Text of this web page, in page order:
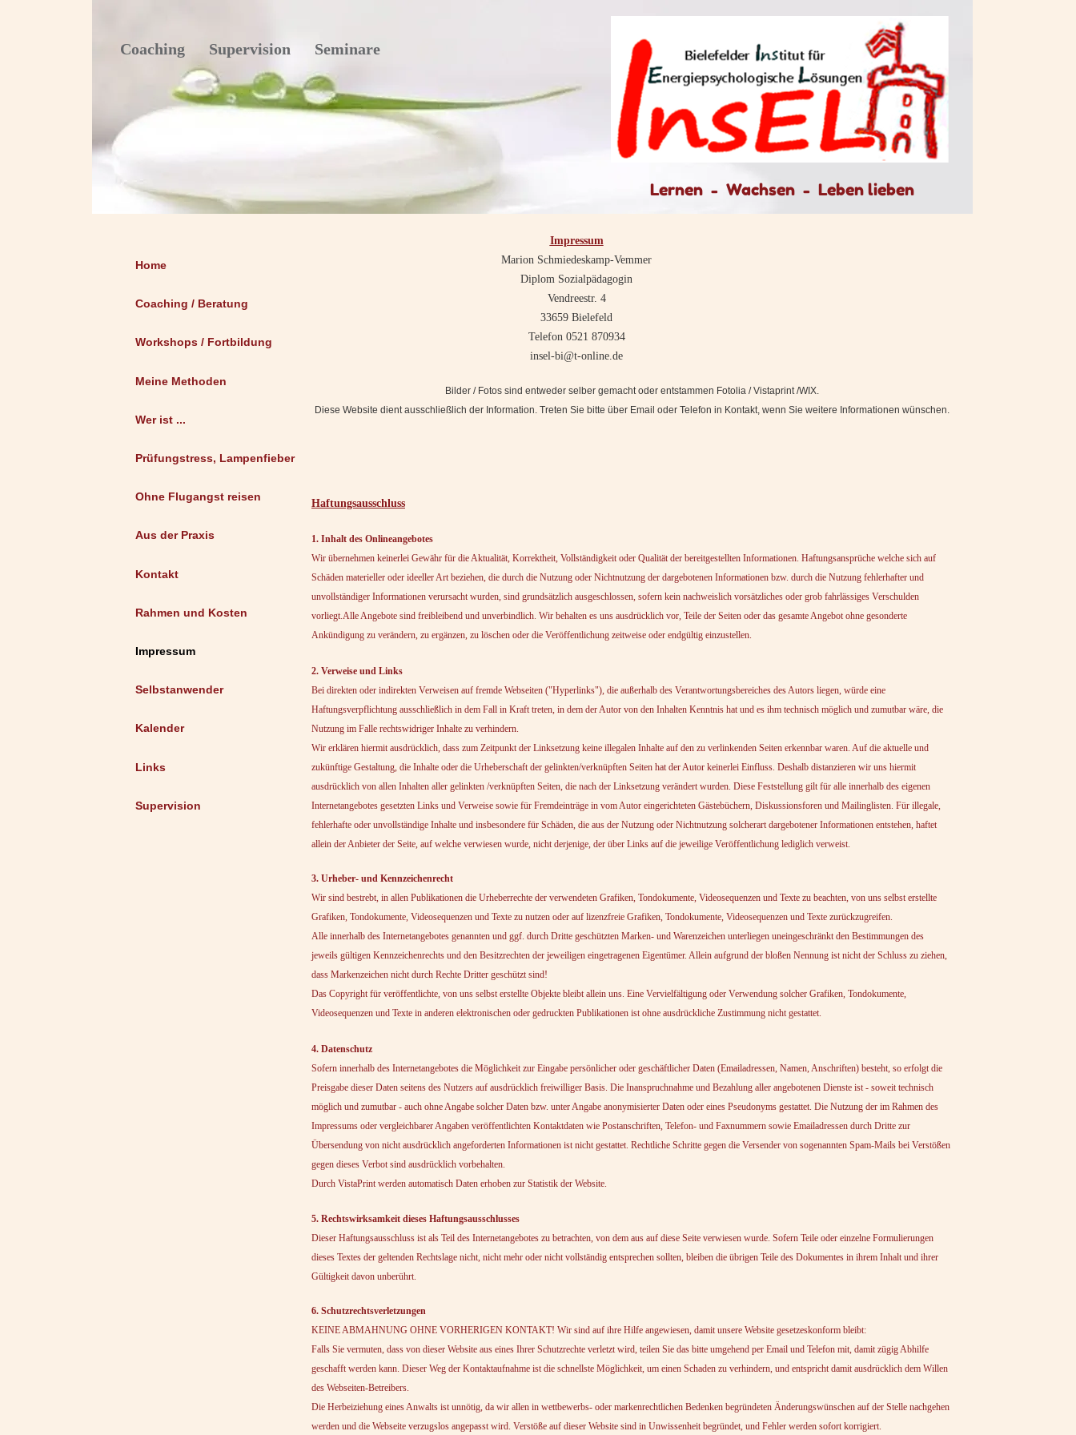
Coaching Supervision Seminare
Lernen - Wachsen - Leben lieben
Home
Coaching / Beratung
Workshops / Fortbildung
Meine Methoden
Wer ist ...
Prüfungstress, Lampenfieber
Ohne Flugangst reisen
Aus der Praxis
Kontakt
Rahmen und Kosten
Impressum
Selbstanwender
Kalender
Links
Supervision
Impressum
Marion Schmiedeskamp-Vemmer
Diplom Sozialpädagogin
Vendreestr. 4
33659 Bielefeld
Telefon 0521 870934
insel-bi@t-online.de
Bilder / Fotos sind entweder selber gemacht oder entstammen Fotolia / Vistaprint /WIX.
Diese Website dient ausschließlich der Information. Treten Sie bitte über Email oder Telefon in Kontakt, wenn Sie weitere Informationen wünschen.
Haftungsausschluss
1. Inhalt des Onlineangebotes
Wir übernehmen keinerlei Gewähr für die Aktualität, Korrektheit, Vollständigkeit oder Qualität der bereitgestellten Informationen. Haftungsansprüche welche sich auf
Schäden materieller oder ideeller Art beziehen, die durch die Nutzung oder Nichtnutzung der dargebotenen Informationen bzw. durch die Nutzung fehlerhafter und
unvollständiger Informationen verursacht wurden, sind grundsätzlich ausgeschlossen, sofern kein nachweislich vorsätzliches oder grob fahrlässiges Verschulden
vorliegt.Alle Angebote sind freibleibend und unverbindlich. Wir behalten es uns ausdrücklich vor, Teile der Seiten oder das gesamte Angebot ohne gesonderte
Ankündigung zu verändern, zu ergänzen, zu löschen oder die Veröffentlichung zeitweise oder endgültig einzustellen.
2. Verweise und Links
Bei direkten oder indirekten Verweisen auf fremde Webseiten ("Hyperlinks"), die außerhalb des Verantwortungsbereiches des Autors liegen, würde eine
Haftungsverpflichtung ausschließlich in dem Fall in Kraft treten, in dem der Autor von den Inhalten Kenntnis hat und es ihm technisch möglich und zumutbar wäre, die
Nutzung im Falle rechtswidriger Inhalte zu verhindern.
Wir erklären hiermit ausdrücklich, dass zum Zeitpunkt der Linksetzung keine illegalen Inhalte auf den zu verlinkenden Seiten erkennbar waren. Auf die aktuelle und
zukünftige Gestaltung, die Inhalte oder die Urheberschaft der gelinkten/verknüpften Seiten hat der Autor keinerlei Einfluss. Deshalb distanzieren wir uns hiermit
ausdrücklich von allen Inhalten aller gelinkten /verknüpften Seiten, die nach der Linksetzung verändert wurden. Diese Feststellung gilt für alle innerhalb des eigenen
Internetangebotes gesetzten Links und Verweise sowie für Fremdeinträge in vom Autor eingerichteten Gästebüchern, Diskussionsforen und Mailinglisten. Für illegale,
fehlerhafte oder unvollständige Inhalte und insbesondere für Schäden, die aus der Nutzung oder Nichtnutzung solcherart dargebotener Informationen entstehen, haftet
allein der Anbieter der Seite, auf welche verwiesen wurde, nicht derjenige, der über Links auf die jeweilige Veröffentlichung lediglich verweist.
3. Urheber- und Kennzeichenrecht
Wir sind bestrebt, in allen Publikationen die Urheberrechte der verwendeten Grafiken, Tondokumente, Videosequenzen und Texte zu beachten, von uns selbst erstellte
Grafiken, Tondokumente, Videosequenzen und Texte zu nutzen oder auf lizenzfreie Grafiken, Tondokumente, Videosequenzen und Texte zurückzugreifen.
Alle innerhalb des Internetangebotes genannten und ggf. durch Dritte geschützten Marken- und Warenzeichen unterliegen uneingeschränkt den Bestimmungen des
jeweils gültigen Kennzeichenrechts und den Besitzrechten der jeweiligen eingetragenen Eigentümer. Allein aufgrund der bloßen Nennung ist nicht der Schluss zu ziehen,
dass Markenzeichen nicht durch Rechte Dritter geschützt sind!
Das Copyright für veröffentlichte, von uns selbst erstellte Objekte bleibt allein uns. Eine Vervielfältigung oder Verwendung solcher Grafiken, Tondokumente,
Videosequenzen und Texte in anderen elektronischen oder gedruckten Publikationen ist ohne ausdrückliche Zustimmung nicht gestattet.
4. Datenschutz
Sofern innerhalb des Internetangebotes die Möglichkeit zur Eingabe persönlicher oder geschäftlicher Daten (Emailadressen, Namen, Anschriften) besteht, so erfolgt die
Preisgabe dieser Daten seitens des Nutzers auf ausdrücklich freiwilliger Basis. Die Inanspruchnahme und Bezahlung aller angebotenen Dienste ist - soweit technisch
möglich und zumutbar - auch ohne Angabe solcher Daten bzw. unter Angabe anonymisierter Daten oder eines Pseudonyms gestattet. Die Nutzung der im Rahmen des
Impressums oder vergleichbarer Angaben veröffentlichten Kontaktdaten wie Postanschriften, Telefon- und Faxnummern sowie Emailadressen durch Dritte zur
Übersendung von nicht ausdrücklich angeforderten Informationen ist nicht gestattet. Rechtliche Schritte gegen die Versender von sogenannten Spam-Mails bei Verstößen
gegen dieses Verbot sind ausdrücklich vorbehalten.
Durch VistaPrint werden automatisch Daten erhoben zur Statistik der Website.
5. Rechtswirksamkeit dieses Haftungsausschlusses
Dieser Haftungsausschluss ist als Teil des Internetangebotes zu betrachten, von dem aus auf diese Seite verwiesen wurde. Sofern Teile oder einzelne Formulierungen
dieses Textes der geltenden Rechtslage nicht, nicht mehr oder nicht vollständig entsprechen sollten, bleiben die übrigen Teile des Dokumentes in ihrem Inhalt und ihrer
Gültigkeit davon unberührt.
6. Schutzrechtsverletzungen
KEINE ABMAHNUNG OHNE VORHERIGEN KONTAKT! Wir sind auf ihre Hilfe angewiesen, damit unsere Website gesetzeskonform bleibt:
Falls Sie vermuten, dass von dieser Website aus eines Ihrer Schutzrechte verletzt wird, teilen Sie das bitte umgehend per Email und Telefon mit, damit zügig Abhilfe
geschafft werden kann. Dieser Weg der Kontaktaufnahme ist die schnellste Möglichkeit, um einen Schaden zu verhindern, und entspricht damit ausdrücklich dem Willen
des Webseiten-Betreibers.
Die Herbeiziehung eines Anwalts ist unnötig, da wir allen in wettbewerbs- oder markenrechtlichen Bedenken begründeten Änderungswünschen auf der Stelle nachgehen
werden und die Webseite verzugslos angepasst wird. Verstöße auf dieser Website sind in Unwissenheit begründet, und Fehler werden sofort korrigiert.